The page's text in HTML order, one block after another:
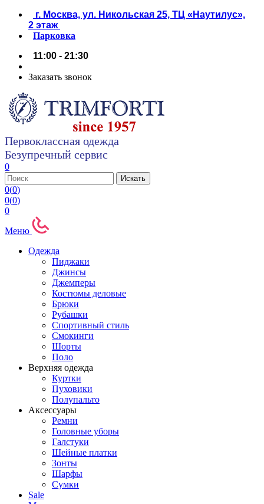
г. Москва, ул. Никольская 25, ТЦ «Наутилус»,
2 этаж
Парковка
11:00 - 21:30
Заказать звонок
Первоклассная одежда
Безупречный сервис
0
0(0)
0(0)
0
Меню
Одежда
Пиджаки
Джинсы
Джемперы
Костюмы деловые
Брюки
Рубашки
Спортивный стиль
Смокинги
Шорты
Поло
Верхняя одежда
Куртки
Пуховики
Полупальто
Аксессуары
Ремни
Головные уборы
Галстуки
Шейные платки
Зонты
Шарфы
Сумки
Sale